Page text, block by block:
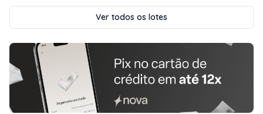
Ver todos os lotes